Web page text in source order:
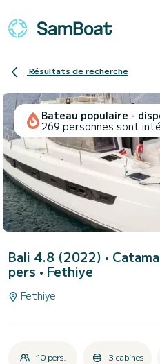
Résultats de recherche
Bateau populaire -
269 personnes sont
Bali 4.8 (2022) •
pers • Fethiye
Fethiye
10 pers. 3 cabines